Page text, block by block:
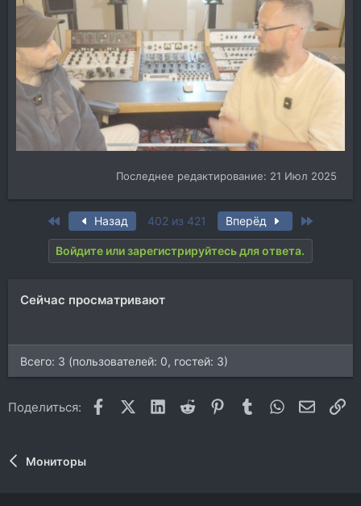
Последнее редактирование: 21 Июл 2025
First Назад 402 из 421 Вперёд
Войдите или зарегистрируйтесь для ответа.
Сейчас просматривают
Всего: 3 (пользователей: 0, гостей: 3)
Поделиться: FacebookX (Twitter)
LinkedIn
Reddit Pinterest
Tumblr WhatsApp
Мониторы